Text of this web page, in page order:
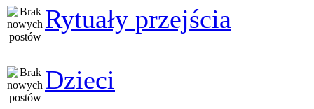
Rytuały przejścia
Dzieci